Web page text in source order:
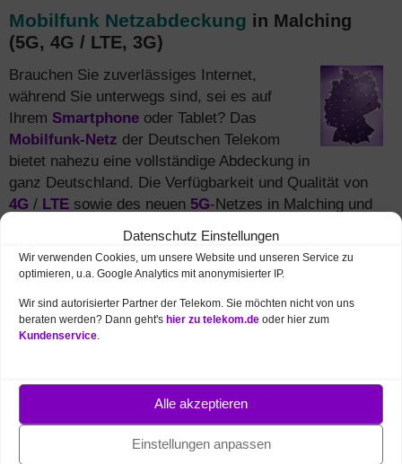
Datenschutz Einstellungen
Wir verwenden Cookies, um unsere Website und unseren Service zu
optimieren, u.a. Google Analytics mit anonymisierter IP.
Wir sind autorisierter Partner der Telekom. Sie möchten nicht von uns
beraten werden? Dann geht's hier zu telekom.de oder hier zum
Kundenservice
Alle akzeptieren
Einstellungen anpassen
Mobilfunk Netzabdeckung in Malching
(5G, 4G / LTE, 3G)
Brauchen Sie zuverlässiges Internet,
während Sie unterwegs sind, sei es auf
Ihrem Smartphone oder Tablet? Das
Mobilfunk-Netz der Deutschen Telekom
bietet nahezu eine vollständige Abdeckung in
ganz Deutschland. Die Verfügbarkeit und Qualität von
4G / LTE sowie des neuen 5G-Netzes in Malching und
Online-Netzkarte der Telekom überprüfen.
Telekom Netzabdeckung – Karte öffnen
über Ort oder Postleitzahl bzw. Anschrift)
Online bestellen ⇗
Mobilfunk Tarife und Handys
🛒